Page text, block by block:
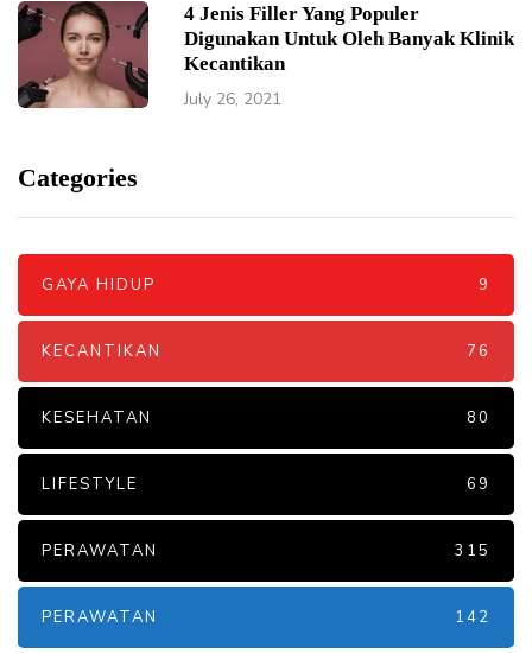
4 Jenis Filler Yang Populer
Digunakan Untuk Oleh Banyak Klinik
Kecantikan
July 26, 2021
Categories
GAYA HIDUP 9
KECANTIKAN 76
KESEHATAN 80
LIFESTYLE 69
PERAWATAN 315
PERAWATAN 142